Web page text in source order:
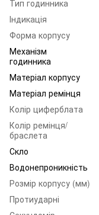
Тип годинника
Індикація
Форма корпусу
Механізм
годинника
Матеріал корпусу
Матеріал ремінця
Колір циферблата
Колір ремінця/
браслета
Скло
Водонепроникність
Розмір корпусу (мм)
Протиударні